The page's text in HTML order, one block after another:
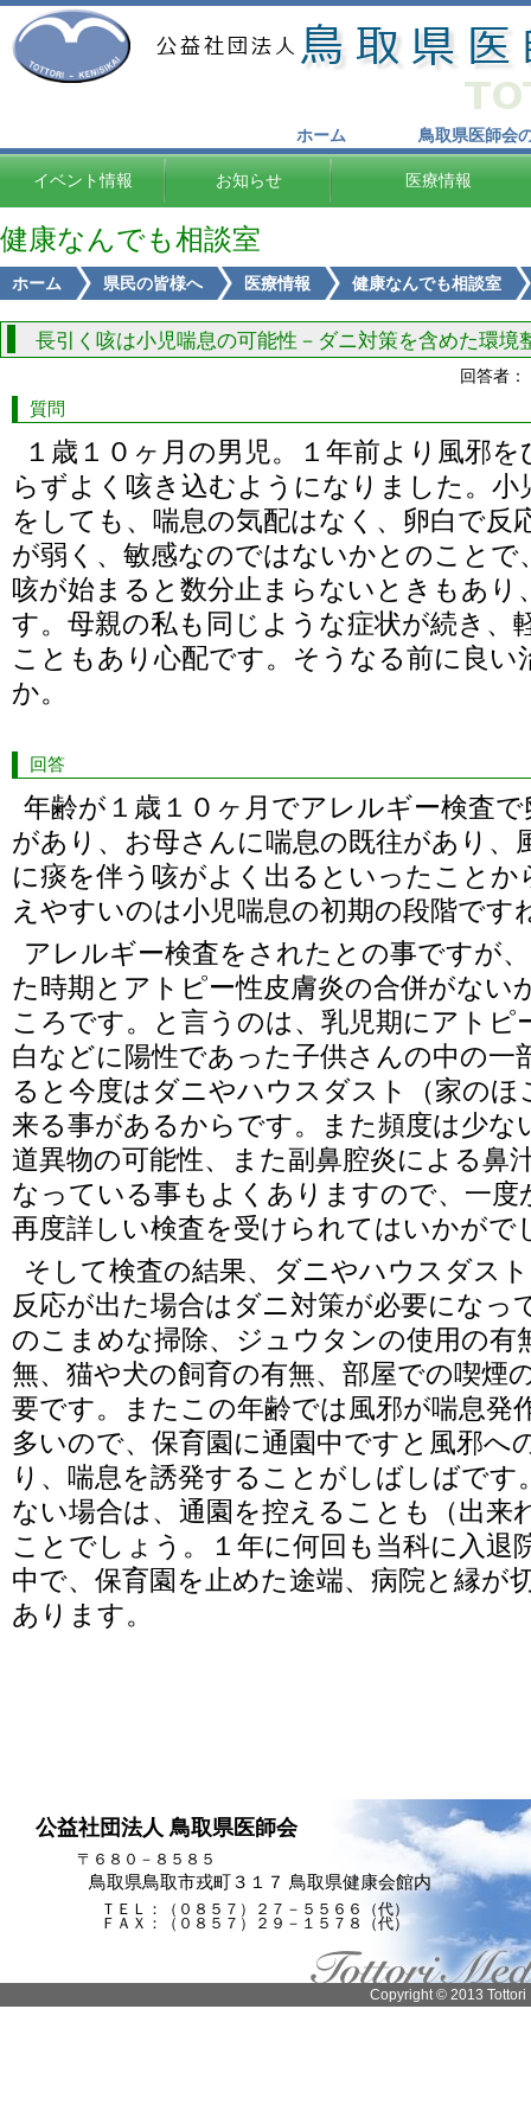
ホーム 鳥取県医師会
イベント情報 お知らせ 医療情報
健康なんでも相談室
ホーム 県民の皆様へ 医療情報 健康なんでも相談室
長引く咳は小児喘息の可能性－ダニ対策を含めた環境
回答者
質問
１歳１０ヶ月の男児。１年前より風邪
らずよく咳き込むようになりました。小
をしても、喘息の気配はなく、卵白で反
が弱く、敏感なのではないかとのことで
咳が始まると数分止まらないときもあり
す。母親の私も同じような症状が続き、
こともあり心配です。そうなる前に良い
か。
回答
年齢が１歳１０ヶ月でアレルギー検査
があり、お母さんに喘息の既往があり、
に痰を伴う咳がよく出るといったことか
えやすいのは小児喘息の初期の段階です
アレルギー検査をされたとの事ですが
た時期とアトピー性皮膚炎の合併がない
ころです。と言うのは、乳児期にアトピ
白などに陽性であった子供さんの中の一
ると今度はダニやハウスダスト（家の
来る事があるからです。また頻度は少な
道異物の可能性、また副鼻腔炎による鼻
なっている事もよくありますので、一度
再度詳しい検査を受けられてはいかがで
そして検査の結果、ダニやハウスダス
反応が出た場合はダニ対策が必要になっ
のこまめな掃除、ジュウタンの使用の有
無、猫や犬の飼育の有無、部屋での喫煙
要です。またこの年齢では風邪が喘息発
多いので、保育園に通園中ですと風邪へ
り、喘息を誘発することがしばしばです
ない場合は、通園を控えることも（出来
ことでしょう。１年に何回も当科に入退
中で、保育園を止めた途端、病院と縁が
あります。
公益社団法人 鳥取県医師会
〒６８０－８５８５
鳥取県鳥取市戎町３１７ 鳥取県健康会館内
ＴＥＬ：（０８５７）２７－５５６６（代）
ＦＡＸ：（０８５７）２９－１５７８（代）
Copyright © 2013 Tottori